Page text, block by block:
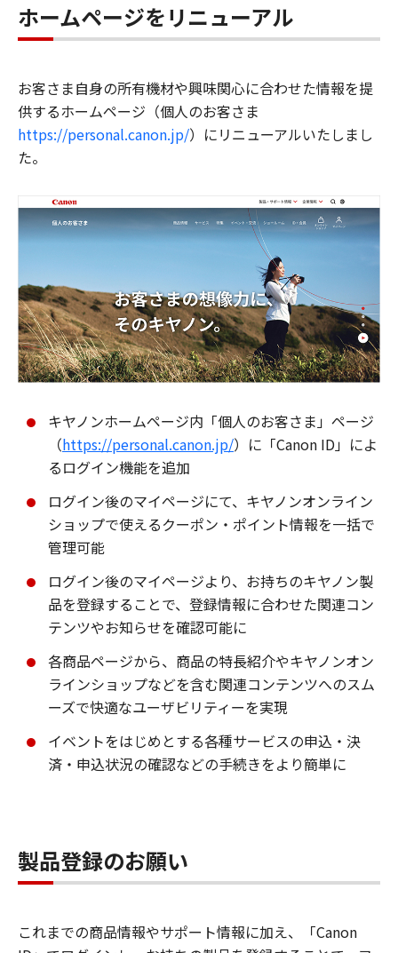
ホームページをリニューアル
お客さま自身の所有機材や興味関心に合わせた情報を提
供するホームページ（個人のお客さま
https://personal.canon.jp/）にリニューアルいたしまし
た。
キヤノンホームページ内「個人のお客さま」ページ
（https://personal.canon.jp/）に「Canon ID」によ
るログイン機能を追加
ログイン後のマイページにて、キヤノンオンライン
ショップで使えるクーポン・ポイント情報を一括で
管理可能
ログイン後のマイページより、お持ちのキヤノン製
品を登録することで、登録情報に合わせた関連コン
テンツやお知らせを確認可能に
各商品ページから、商品の特長紹介やキヤノンオン
ラインショップなどを含む関連コンテンツへのスム
ーズで快適なユーザビリティーを実現
イベントをはじめとする各種サービスの申込・決
済・申込状況の確認などの手続きをより簡単に
製品登録のお願い
これまでの商品情報やサポート情報に加え、「Canon